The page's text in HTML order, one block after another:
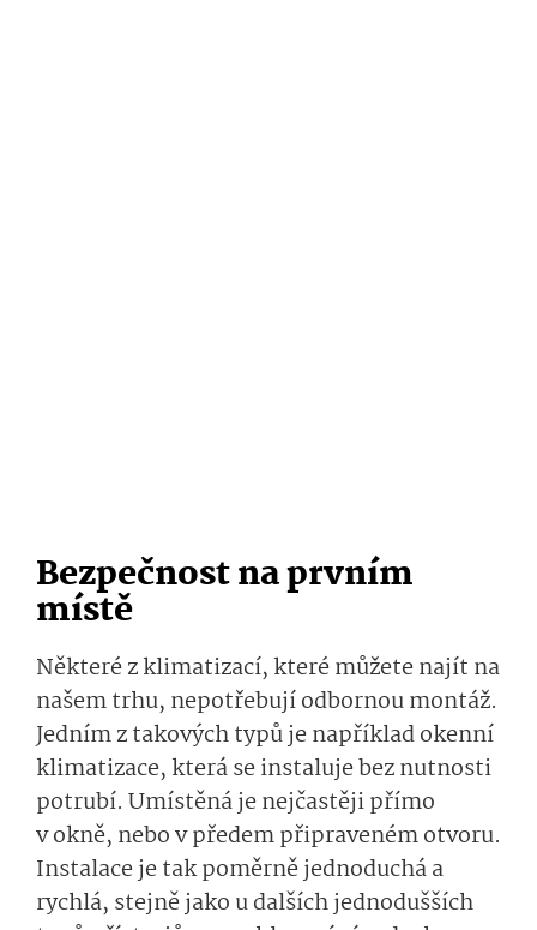
Bezpečnost na prvním
místě
Některé z klimatizací, které můžete najít na
našem trhu, nepotřebují odbornou montáž.
Jedním z takových typů je například okenní
klimatizace, která se instaluje bez nutnosti
potrubí. Umístěná je nejčastěji přímo
v okně, nebo v předem připraveném otvoru.
Instalace je tak poměrně jednoduchá a
rychlá, stejně jako u dalších jednodušších